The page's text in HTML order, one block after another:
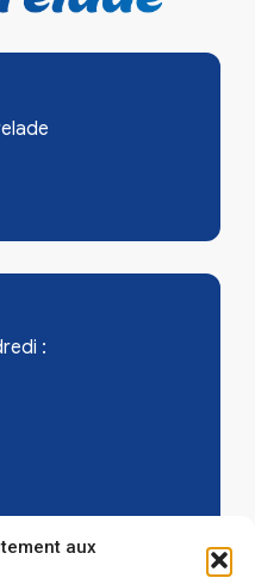
aux
:
chaque mois :